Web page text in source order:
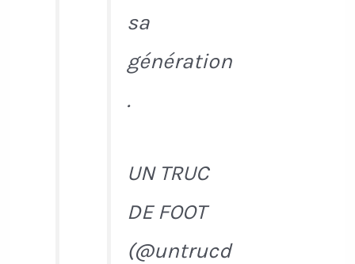
sa
génération
.
UN TRUC
DE FOOT
(@untrucd